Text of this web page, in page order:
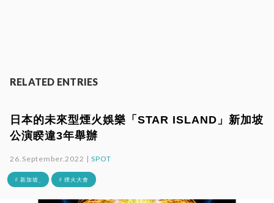
RELATED ENTRIES
日本的未來型煙火娛樂「STAR ISLAND」新加坡
公演睽違3年舉辦
26.September.2022 |SPOT
# 新加坡_ # 煙火大會